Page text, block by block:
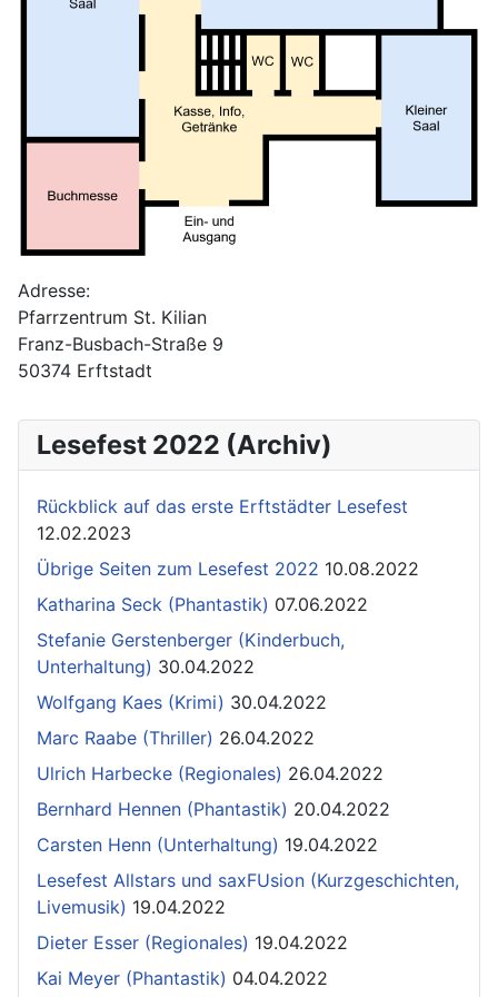
Adresse:
Pfarrzentrum St. Kilian
Franz-Busbach-Straße 9
50374 Erftstadt
Lesefest 2022 (Archiv)
Rückblick auf das erste Erftstädter Lesefest
12.02.2023
Übrige Seiten zum Lesefest 2022 10.08.2022
Katharina Seck (Phantastik) 07.06.2022
Stefanie Gerstenberger (Kinderbuch,
Unterhaltung) 30.04.2022
Wolfgang Kaes (Krimi) 30.04.2022
Marc Raabe (Thriller) 26.04.2022
Ulrich Harbecke (Regionales) 26.04.2022
Bernhard Hennen (Phantastik) 20.04.2022
Carsten Henn (Unterhaltung) 19.04.2022
Lesefest Allstars und saxFUsion (Kurzgeschichten,
Livemusik) 19.04.2022
Dieter Esser (Regionales) 19.04.2022
Kai Meyer (Phantastik) 04.04.2022